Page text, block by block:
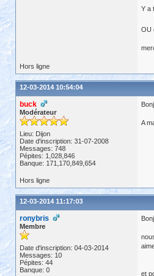
Y a
OU
Hors ligne
12-03-2014 10:54:04
buck
Modérateur
Lieu: Dijon
Date d'inscription: 31-07-2008
Messages: 748
Pépites: 1,028,846
Banque: 171,170,849,654
A
Hors ligne
12-03-2014 11:17:03
ronybris
Membre
Date d'inscription: 04-03-2014
Messages: 10
Pépites: 44
Banque: 0
et